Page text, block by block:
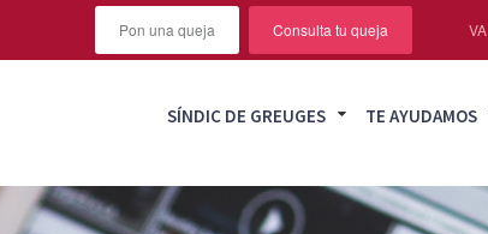
VA
Pon una queja Consulta tu queja
SÍNDIC DE GREUGES TE AYUDAMOS